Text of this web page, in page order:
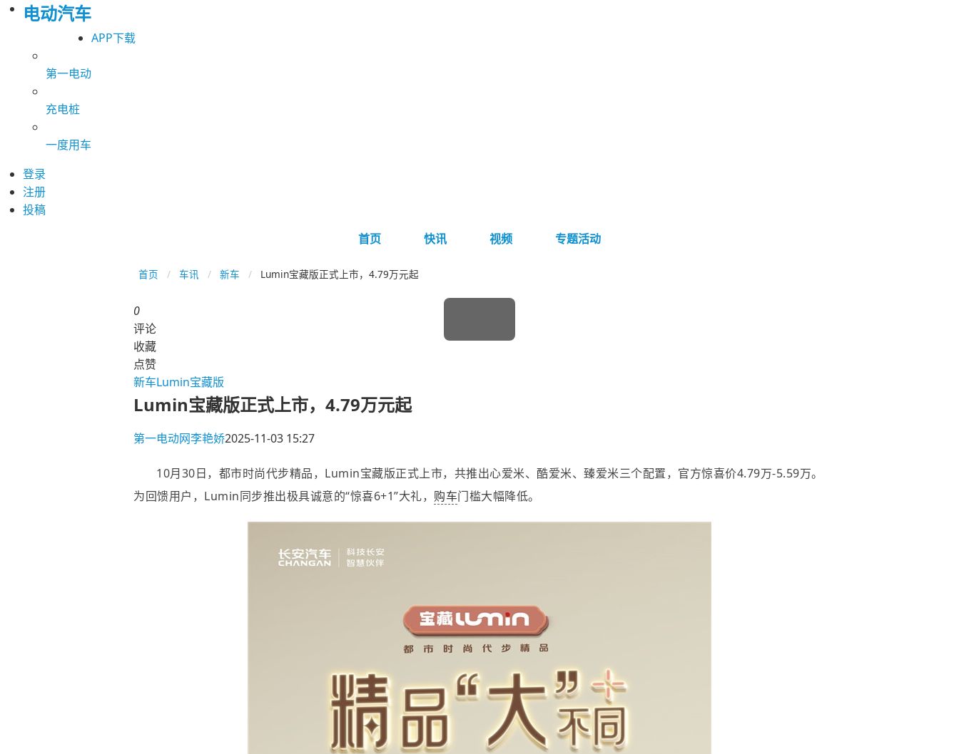
电动汽车
APP下载
第一电动
充电桩
一度用车
登录
注册
投稿
首页
快讯 视频 专题活动
首页 车讯 新车 Lumin宝藏版正式上市，4.79万元起
0
评论
收藏
点赞
新车Lumin宝藏版
Lumin宝藏版正式上市，4.79万元起
第一电动网李艳娇2025-11-03 15:27
10月30日，都市时尚代步精品，Lumin宝藏版正式上市，共推出心爱米、酷爱米、臻爱米三个配置，官方惊喜价4.79万-5.59万。
为回馈用户，Lumin同步推出极具诚意的“惊喜6+1”大礼， 购车门槛大幅降低。